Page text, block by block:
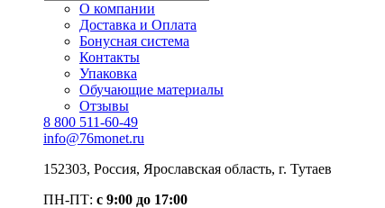
О компании
Доставка и Оплата
Бонусная система
Контакты
Упаковка
Обучающие материалы
Отзывы
8 800 511-60-49
info@76monet.ru
152303, Россия, Ярославская область, г. Тутаев
ПН-ПТ: с 9:00 до 17:00